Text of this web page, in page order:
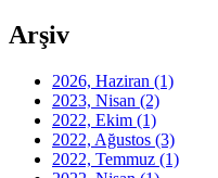
Arşiv
2026, Haziran (1)
2023, Nisan (2)
2022, Ekim (1)
2022, Ağustos (3)
2022, Temmuz (1)